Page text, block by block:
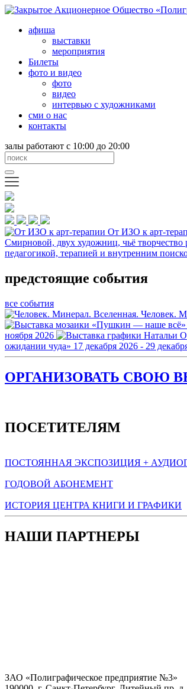
афиша
выставки
мероприятия
Билеты
фото и видео
фото
видео
интервью с художниками
сми о нас
контакты
залы работают с 10:00 до 20:00
От ИЗО к арт-
Смирновой, двух художниц, чьё творчество
педагогикой, терапией и внутренним
предстоящие события
все события
Человек.
ноября 2026
ожидании чуда» 17 декабря 2026 - 29
ОРГАНИЗОВАТЬ СВОЮ
ПОСЕТИТЕЛЯМ
ПОСТОЯННАЯ ЭКСПОЗИЦИЯ +
ГОДОВОЙ АБОНЕМЕНТ
ИСТОРИЯ ЦЕНТРА КНИГИ И ГРАФИКИ
НАШИ ПАРТНЕРЫ
ЗАО «Полиграфическое предприятие №3»